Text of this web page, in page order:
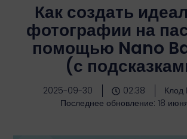
Как создать
фотографии на
помощью Nano
(с
2025-09-30 02:38
Клод
Последнее обновление: 18